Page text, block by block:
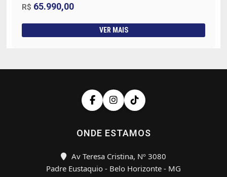
R$ 65.990,00
VER MAIS
ONDE ESTAMOS
Av Teresa Cristina, Nº 3080
Padre Eustaquio - Belo Horizonte - MG